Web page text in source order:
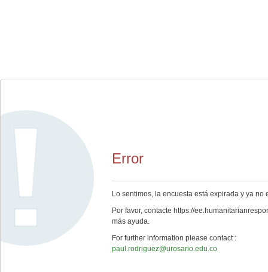
Error
Lo sentimos, la encuesta está expirada y ya no
Por favor, contacte https://
más ayuda.
For further information please contact :
paul.rodriguez@urosario.edu.co